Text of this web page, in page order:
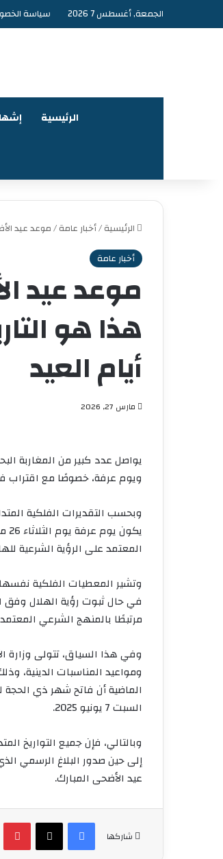
الجمعة, أغسطس 7 2026 سياسة
الرئيسية
الرئيسية/أخبار عامة/موعد عيد الأضحى 2026 في المغرب.. هذا هو التاريخ المتوقع
أخبار عامة
هذا هو
أيام العيد
مارس 27, 2026
ويوم عرفة، خصوصًا مع اقتراب
المعتمد على الرؤية الشرعية
في حال ثبوت رؤية الهلال وفق
مرتبطًا بالمنهج الشرعي
وفي هذا السياق، تتولى وزارة
ومواعيد المناسبات الدينية،
السبت 7 يونيو 2025.
إلى حين صدور البلاغ الرسمي
عيد الأضحى المبارك.
شاركها
فيسبوك
‫X